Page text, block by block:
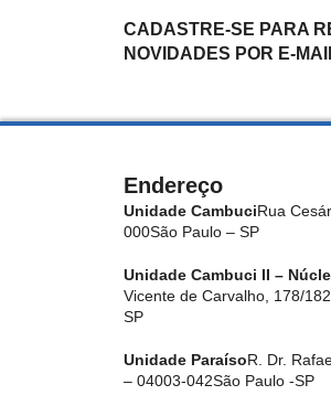
CADASTRE-SE PARA
NOVIDADES POR E-
Endereço
Unidade CambuciRua
000São Paulo – SP
Unidade Cambuci II –
Vicente de Carvalho, 178/
SP
Unidade ParaísoR. Dr.
– 04003-042São Paulo -SP